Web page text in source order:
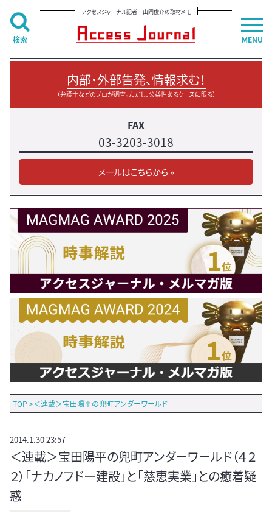
アクセスジャーナル記者 山岡俊介の取材メモ
内部・外部告発、情報求む！
（弁護士などのプロが調査。ただし、公益性あるケースに限る）
FAX
03-3203-3018
メールはこちらから »
TOP >＜連載＞宝田陽平の兜町アンダーワールド
2014.1.30 23:57
＜連載＞宝田陽平の兜町アンダーワールド（４２
２）「ナカノフドー建設」と「慈恵実業」との癒着疑
惑
MENU
検索